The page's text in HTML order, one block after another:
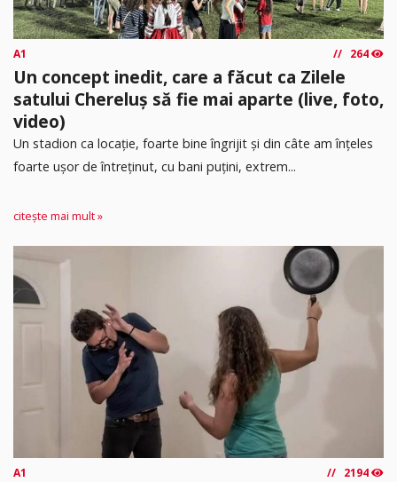
A1 264
Un concept inedit, care a făcut ca Zilele
satului Chereluș să fie mai aparte (live, foto,
video)
Un stadion ca locație, foarte bine îngrijit și din câte am înțeles
foarte ușor de întreținut, cu bani puțini, extrem...
citește mai mult »
A1 2194